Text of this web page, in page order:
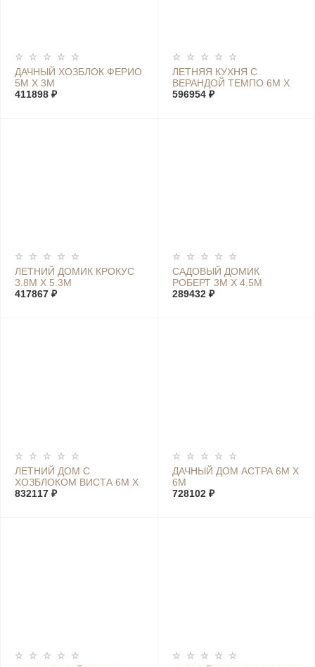
ДАЧНЫЙ ХОЗБЛОК ФЕРИО
5М Х 3М
411898 ₽
ЛЕТНЯЯ КУХНЯ С
ВЕРАНДОЙ ТЕМПО 6М Х
6М
596954 ₽
ЛЕТНИЙ ДОМИК КРОКУС
3.8М Х 5.3М
417867 ₽
САДОВЫЙ ДОМИК
РОБЕРТ 3М Х 4.5М
289432 ₽
ЛЕТНИЙ ДОМ С
ХОЗБЛОКОМ ВИСТА 6М Х
7,4М
832117 ₽
ДАЧНЫЙ ДОМ АСТРА 6М Х
6М
728102 ₽